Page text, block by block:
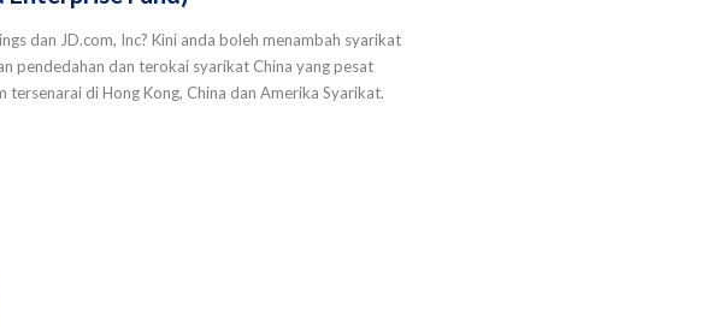
dan JD.com, Inc? Kini anda boleh menambah syarikat
pendedahan dan terokai syarikat China yang pesat
di Hong Kong, China dan Amerika Syarikat.